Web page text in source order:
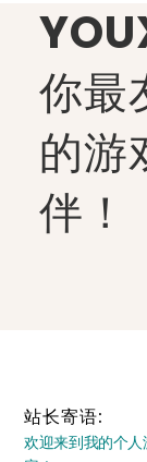
你最
的游
伴！
站长寄语:
欢迎来到我的个